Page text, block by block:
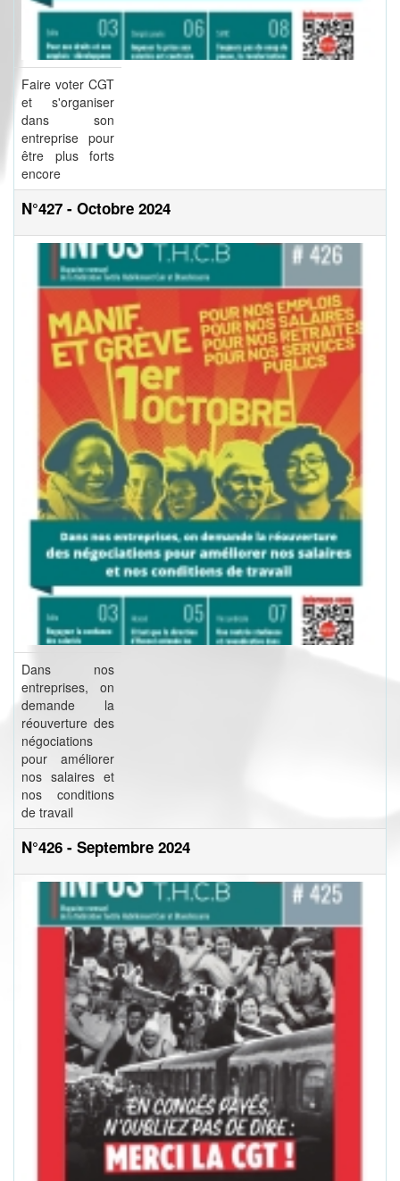
Faire voter CGT
et s'organiser
dans son
entreprise pour
être plus forts
encore
N°427 - Octobre 2024
Dans nos
entreprises, on
demande la
réouverture des
négociations
pour améliorer
nos salaires et
nos conditions
de travail
N°426 - Septembre 2024